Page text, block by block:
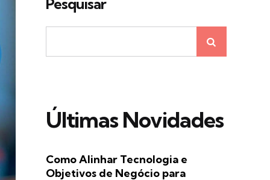
Pesquisar
Últimas Novidades
Como Alinhar Tecnologia e
Objetivos de Negócio para